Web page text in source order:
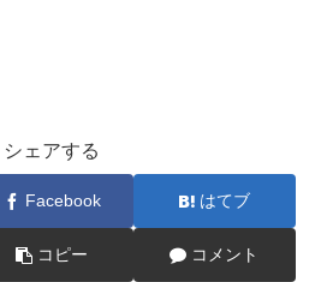
シェアする
Facebook はてブ
コピー コメント